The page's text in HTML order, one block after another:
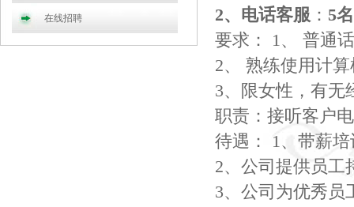
新增家电清洗项目
在线招聘
2、电话客服 ： 5名
要求：
1、
普通
2、
熟练使用计
3、限女性，有无
职责：接听客户
待遇：
1、带薪
2、公司提供员工
3、公司为优秀员